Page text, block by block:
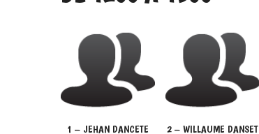
1 – JEHAN DANCETE 2 – WILLAUME DANSET